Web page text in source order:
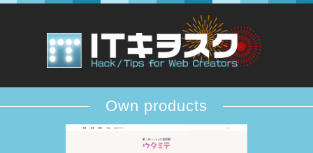
Own products